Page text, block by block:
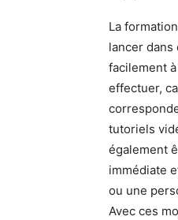
La
lancer
facilement
effectuer,
tutoriels
également
immédiate
ou une
Avec ces